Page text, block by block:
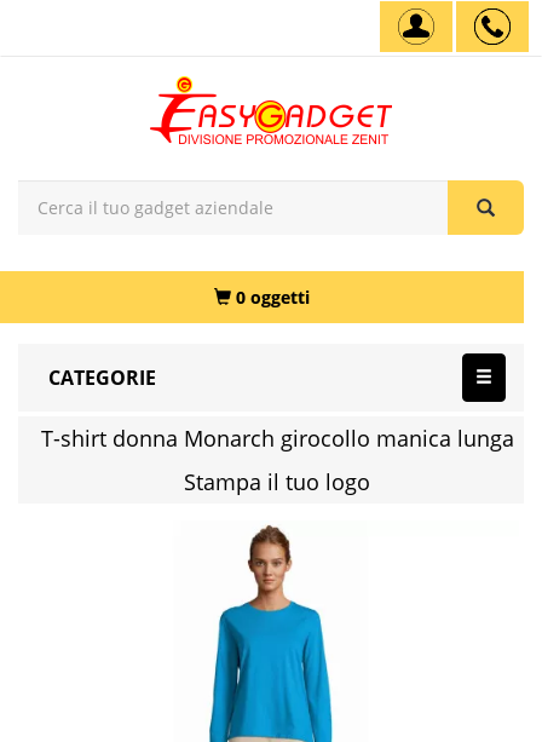
0 oggetti
CATEGORIE
T-shirt donna Monarch girocollo manica lunga
Stampa il tuo logo